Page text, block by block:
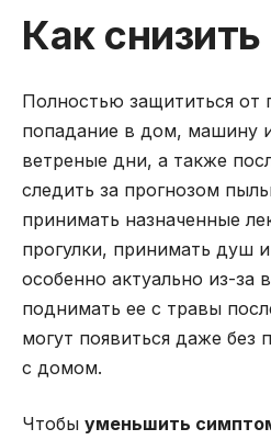
Как
Полностью защититься
попадание в дом, машину
ветреные дни, а также
следить за прогнозом
принимать назначенные
прогулки, принимать душ
особенно актуально из-
поднимать ее с травы
могут появиться даже без
с домом.
Чтобы уменьшить